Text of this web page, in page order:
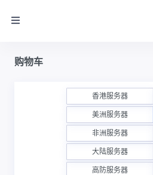
购物车
香港服务器
美洲服务器
非洲服务器
大陆服务器
高防服务器